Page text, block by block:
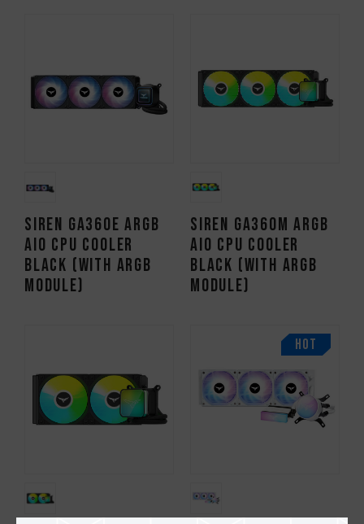
SIREN GA360E ARGB
AIO CPU Cooler
Black (With ARGB
Module)
SIREN GA360M ARGB
AIO CPU Cooler
Black (With ARGB
Module)
HOT